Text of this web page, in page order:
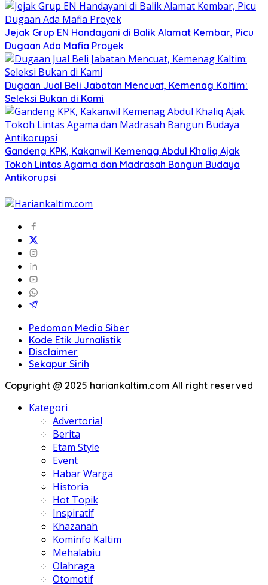
Jejak Grup EN Handayani di Balik Alamat Kembar, Picu
Dugaan Ada Mafia Proyek
Dugaan Jual Beli Jabatan Mencuat, Kemenag Kaltim:
Seleksi Bukan di Kami
Gandeng KPK, Kakanwil Kemenag Abdul Khaliq Ajak
Tokoh Lintas Agama dan Madrasah Bangun Budaya
Antikorupsi
Pedoman Media Siber
Kode Etik Jurnalistik
Disclaimer
Sekapur Sirih
Copyright @ 2025 hariankaltim.com All right reserved
Kategori
Advertorial
Berita
Etam Style
Event
Habar Warga
Historia
Hot Topik
Inspiratif
Khazanah
Kominfo Kaltim
Mehalabiu
Olahraga
Otomotif